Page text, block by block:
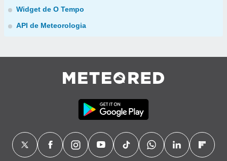
Widget de O Tempo
API de Meteorologia